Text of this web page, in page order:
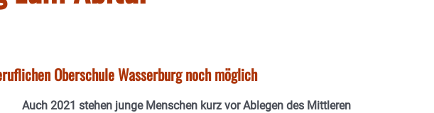
Oberschule Wasserburg noch möglich
Auch 2021 stehen junge Menschen kurz vor Ablegen des Mittleren